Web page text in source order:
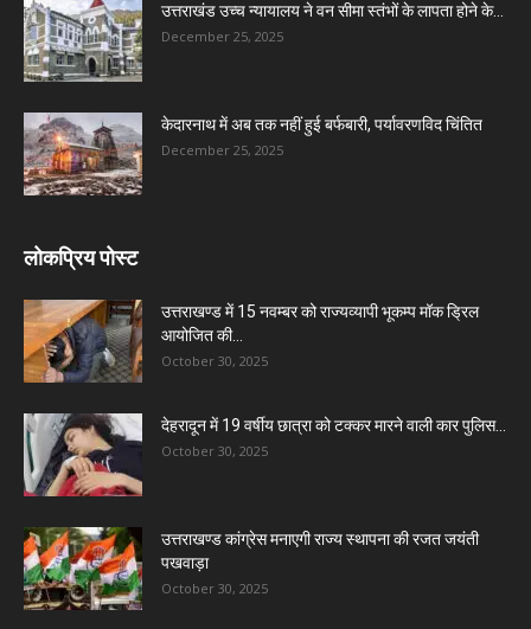
उत्तराखंड उच्च न्यायालय ने वन सीमा स्तंभों के लापता होने के...
December 25, 2025
केदारनाथ में अब तक नहीं हुई बर्फबारी, पर्यावरणविद चिंतित
December 25, 2025
लोकप्रिय पोस्ट
उत्तराखण्ड में 15 नवम्बर को राज्यव्यापी भूकम्प मॉक ड्रिल
आयोजित की...
October 30, 2025
देहरादून में 19 वर्षीय छात्रा को टक्कर मारने वाली कार पुलिस...
October 30, 2025
उत्तराखण्ड कांग्रेस मनाएगी राज्य स्थापना की रजत जयंती
पखवाड़ा
October 30, 2025